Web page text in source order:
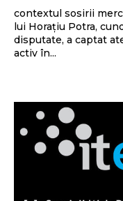
contextul sosirii
lui Horațiu Potra,
disputate, a captat
activ în...